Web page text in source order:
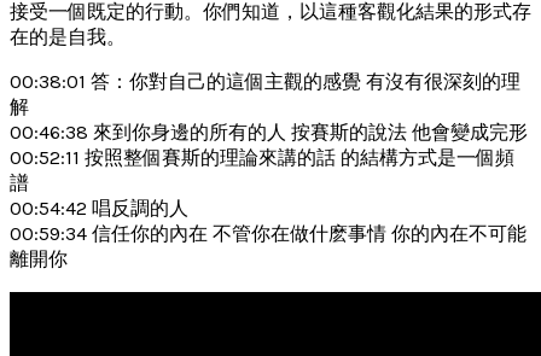
接受一個既定的行動。你們知道，以這種客觀化結果的形式存
在的是自我。
00:38:01 答：你對自己的這個主觀的感覺 有沒有很深刻的理
解
00:46:38 來到你身邊的所有的人 按賽斯的說法 他會變成完形
00:52:11 按照整個賽斯的理論來講的話 的結構方式是一個頻
譜
00:54:42 唱反調的人
00:59:34 信任你的內在 不管你在做什麽事情 你的內在不可能
離開你